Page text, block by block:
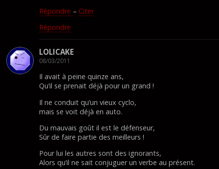
Répondre – Citer
Répondre
LOLICAKE
08/03/2011
Il avait à peine quinze ans,
Qu’il se prenait déjà pour un grand !
Il ne conduit qu’un vieux cyclo,
mais se voit déjà en auto.
Du mauvais goût il est le défenseur,
Sûr de faire partie des meilleurs !
Pour lui les autres sont des ignorants,
Alors qu’il ne sait conjuguer un verbe au présent.